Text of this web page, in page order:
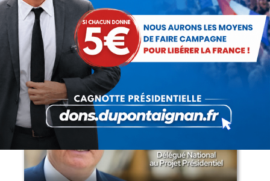
Présomption de légitimité de l’usage des
armes par les forces de l’ordre